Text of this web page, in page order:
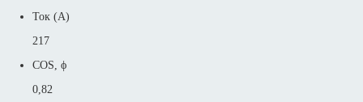
Ток (А)
217
COS, ϕ
0,82